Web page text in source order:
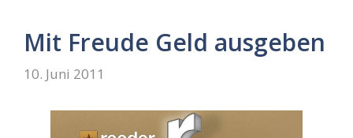
Mit Freude Geld ausgeben
10. Juni 2011